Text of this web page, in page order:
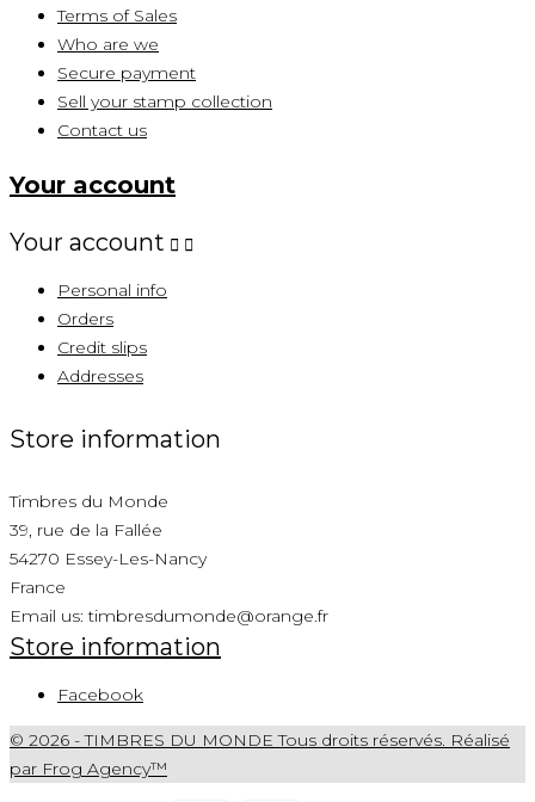
Terms of Sales
Who are we
Secure payment
Sell ​​your stamp collection
Contact us
Your account
Your account  
Personal info
Orders
Credit slips
Addresses
Store information
Timbres du Monde
39, rue de la Fallée
54270 Essey-Les-Nancy
France
Email us:timbresdumonde@orange.fr
Store information
Facebook
© 2026 - TIMBRES DU MONDE Tous droits réservés. Réalisé
par Frog Agency™